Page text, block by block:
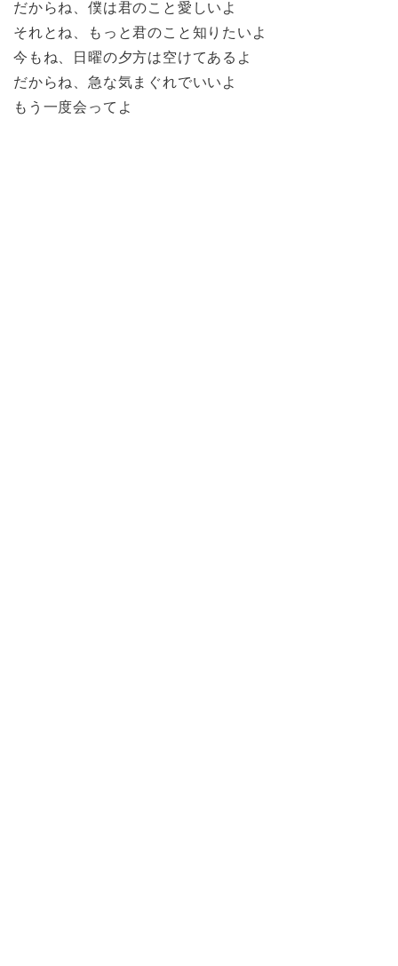
だからね、僕は君のこと愛しいよ
それとね、もっと君のこと知りたいよ
今もね、日曜の夕方は空けてあるよ
だからね、急な気まぐれでいいよ
もう一度会ってよ